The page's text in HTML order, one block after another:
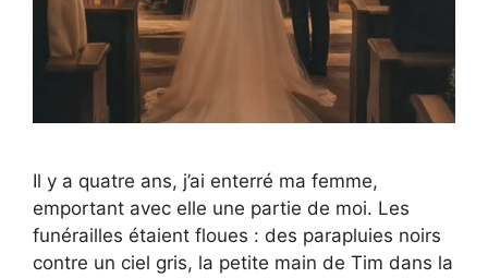
Il y a quatre ans, j’ai enterré ma femme,
emportant avec elle une partie de moi. Les
funérailles étaient floues : des parapluies noirs
contre un ciel gris, la petite main de Tim dans la